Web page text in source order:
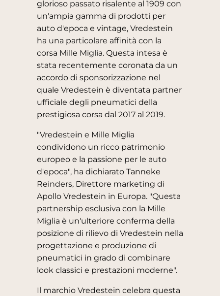
glorioso passato risalente al 1909 con
un'ampia gamma di prodotti per
auto d'epoca e vintage, Vredestein
ha una particolare affinità con la
corsa Mille Miglia. Questa intesa è
stata recentemente coronata da un
accordo di sponsorizzazione nel
quale Vredestein è diventata partner
ufficiale degli pneumatici della
prestigiosa corsa dal 2017 al 2019.
"Vredestein e Mille Miglia
condividono un ricco patrimonio
europeo e la passione per le auto
d'epoca", ha dichiarato Tanneke
Reinders, Direttore marketing di
Apollo Vredestein in Europa. "Questa
partnership esclusiva con la Mille
Miglia è un'ulteriore conferma della
posizione di rilievo di Vredestein nella
progettazione e produzione di
pneumatici in grado di combinare
look classici e prestazioni moderne".
Il marchio Vredestein celebra questa